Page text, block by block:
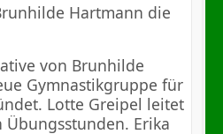
Hartmann die
von Brunhilde
Gymnastikgruppe für
Lotte Greipel leitet
Übungsstunden. Erika